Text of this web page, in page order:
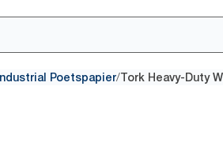
Industrial Poetspapier/Tork Heavy-Duty